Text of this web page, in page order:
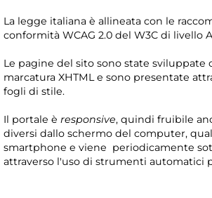
La legge italiana è allineata con le
conformità WCAG 2.0 del W3C di livello
Le pagine del sito sono state sviluppate
marcatura XHTML e sono presentate
fogli di stile.
Il portale è responsive, quindi fruibile
diversi dallo schermo del computer,
smartphone e viene periodicamente
attraverso l'uso di strumenti automatici